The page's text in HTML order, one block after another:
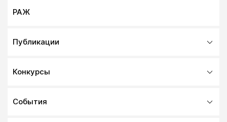
РАЖ
Публикации
Конкурсы
События